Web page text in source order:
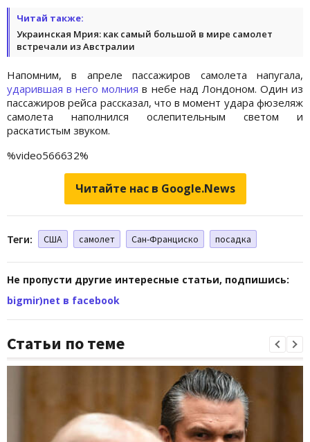
Читай также:
Украинская Мрия: как самый большой в мире самолет
встречали из Австралии
Напомним, в апреле пассажиров самолета напугала,
ударившая в него молния в небе над Лондоном. Один из
пассажиров рейса рассказал, что в момент удара фюзеляж
самолета наполнился ослепительным светом и
раскатистым звуком.
%video566632%
Читайте нас в Google.News
Теги: США самолет Сан-Франциско посадка
Не пропусти другие интересные статьи, подпишись:
bigmir)net в facebook
Статьи по теме